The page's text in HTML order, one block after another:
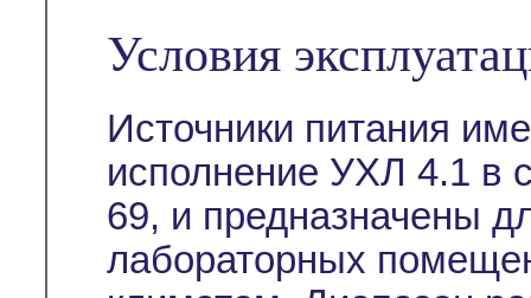
Условия
Источники питания
исполнение УХЛ 4.1 в
69, и предназначены
лабораторных